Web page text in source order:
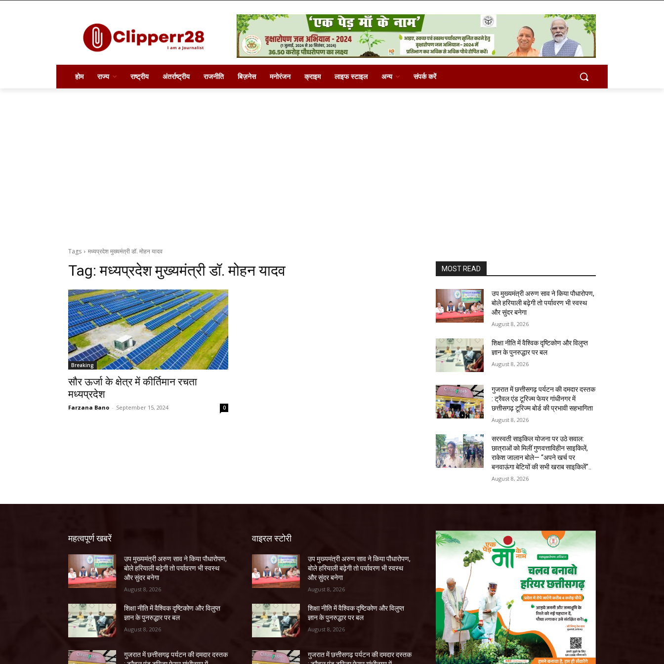
होम राज्य राष्ट्रीय अंतर्राष्ट्रीय राजनीति बिज़नेस मनोरंजन क्राइम लाइफ स्टाइल अन्य संपर्क करें
Tags मध्यप्रदेश मुख्यमंत्री डॉ. मोहन यादव
Tag:मध्यप्रदेश मुख्यमंत्री डॉ. मोहन यादव
Breaking
सौर ऊर्जा के क्षेत्र में कीर्तिमान रचता
मध्यप्रदेश
Farzana Bano - September 15, 2024 0
MOST READ
उप मुख्यमंत्री अरुण साव ने किया पौधारोपण,
बोले हरियाली बढ़ेगी तो पर्यावरण भी स्वस्थ
और सुंदर बनेगा
August 8, 2026
शिक्षा नीति में वैश्विक दृष्टिकोण और विलुप्त
ज्ञान के पुनरुद्धार पर बल
August 8, 2026
गुजरात में छत्तीसगढ़ पर्यटन की दमदार दस्तक
: ट्रैवल एंड टूरिज्म फेयर गांधीनगर में
छत्तीसगढ़ टूरिज्म बोर्ड की प्रभावी सहभागिता
August 8, 2026
सरस्वती साइकिल योजना पर उठे सवाल:
छात्राओं को मिलीं गुणवत्ताविहीन साइकिलें,
राकेश जालान बोले— “अपने खर्च पर
बनवाऊंगा बेटियों की सभी खराब साइकिलें”..
August 8, 2026
महत्वपूर्ण खबरें
उप मुख्यमंत्री अरुण साव ने किया पौधारोपण,
बोले हरियाली बढ़ेगी तो पर्यावरण भी स्वस्थ
और सुंदर बनेगा
August 8, 2026
शिक्षा नीति में वैश्विक दृष्टिकोण और विलुप्त
ज्ञान के पुनरुद्धार पर बल
August 8, 2026
गुजरात में छत्तीसगढ़ पर्यटन की दमदार दस्तक
वाइरल स्टोरी
उप मुख्यमंत्री अरुण साव ने किया पौधारोपण,
बोले हरियाली बढ़ेगी तो पर्यावरण भी स्वस्थ
और सुंदर बनेगा
August 8, 2026
शिक्षा नीति में वैश्विक दृष्टिकोण और विलुप्त
ज्ञान के पुनरुद्धार पर बल
August 8, 2026
गुजरात में छत्तीसगढ़ पर्यटन की दमदार दस्तक